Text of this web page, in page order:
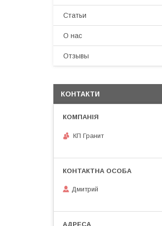
Статьи
О нас
Отзывы
КОНТАКТИ
КП Гранит
Дмитрий